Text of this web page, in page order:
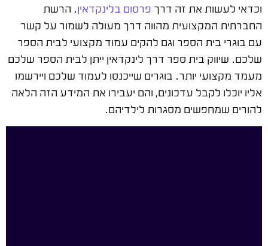
וכדאי לעשות את זה דרך פרסום בלינקדאין. הרשת
החברתית המקצועית מהווה דרך מעולה לשמור על קשר
עם בוגרי בית הספר וגם להקים עמוד מקצועי לבית הספר
שלכם. שיווק בית ספר דרך לינקדאין ייתן לבית הספר שלכם
מעמד מקצועי יותר. בוגרים שייכנסו לעמוד שלכם ויירשמו
אליו יוכלו לקבל עדכונים, והם יעבירו את המידע הזה הלאה
להורים שמחפשים מסגרות לילדיהם.